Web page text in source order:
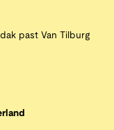
past Van Tilburg